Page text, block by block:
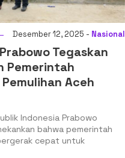
Desember 12, 2025 - Nasional
Tegaskan
Pemerintah
Aceh
Indonesia Prabowo
bahwa pemerintah
cepat untuk